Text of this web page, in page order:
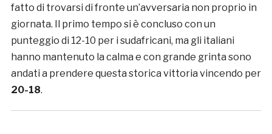
fatto di trovarsi di fronte un’avversaria non proprio in
giornata. Il primo tempo si è concluso con un
punteggio di 12-10 per i sudafricani, ma gli italiani
hanno mantenuto la calma e con grande grinta sono
andati a prendere questa storica vittoria vincendo per
20-18.